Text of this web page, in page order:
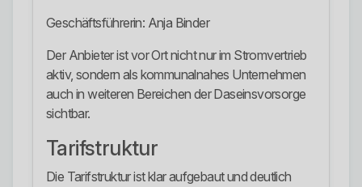
Geschäftsführerin: Anja Binder
Der Anbieter ist vor Ort nicht nur im Stromvertrieb
aktiv, sondern als kommunalnahes Unternehmen
auch in weiteren Bereichen der Daseinsvorsorge
sichtbar.
Tarifstruktur
Die Tarifstruktur ist klar aufgebaut und deutlich